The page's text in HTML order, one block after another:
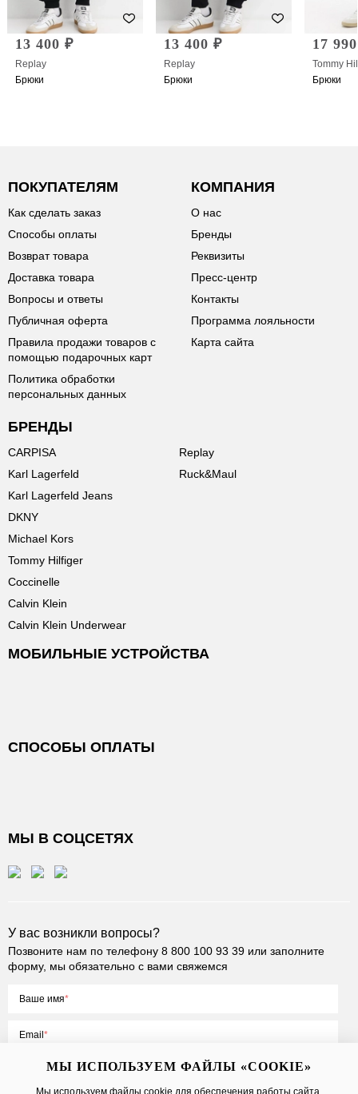
13 400 ₽
Replay
Брюки
13 400 ₽
Replay
Брюки
17
Tommy
Брюки
ПОКУПАТЕЛЯМ
Как сделать заказ
Способы оплаты
Возврат товара
Доставка товара
Вопросы и ответы
Публичная оферта
Правила продажи товаров с
помощью подарочных карт
Политика обработки
персональных данных
КОМПАНИЯ
О нас
Бренды
Реквизиты
Пресс-центр
Контакты
Программа лояльности
Карта сайта
БРЕНДЫ
CARPISA
Karl Lagerfeld
Karl Lagerfeld Jeans
DKNY
Michael Kors
Tommy Hilfiger
Coccinelle
Calvin Klein
Calvin Klein Underwear
Replay
Ruck&Maul
МОБИЛЬНЫЕ УСТРОЙСТВА
СПОСОБЫ ОПЛАТЫ
МЫ В СОЦСЕТЯХ
У вас возникли вопросы?
Позвоните нам по телефону 8 800 100 93 39 или заполните
форму, мы обязательно с вами свяжемся
Ваше имя
Email
МЫ ИСПОЛЬЗУЕМ ФАЙЛЫ «COOKIE»
Мы используем файлы cookie для обеспечения работы сайта,